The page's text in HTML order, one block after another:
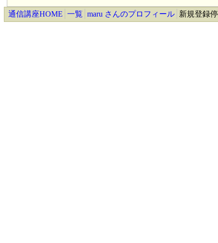
通信講座HOME 一覧 maru さんのプロフィール 新規登録